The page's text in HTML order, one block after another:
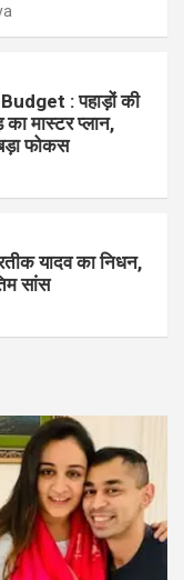
: पहाड़ों की
मास्टर प्लान,
फोकस
यादव का निधन,
सांस